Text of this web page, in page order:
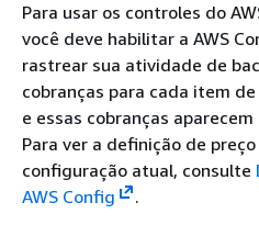
Para usar os controles do
você deve habilitar a AWS
rastrear sua atividade de
cobranças para cada item
e essas cobranças
Para ver a definição de
configuração atual, consulte
AWS Config
.